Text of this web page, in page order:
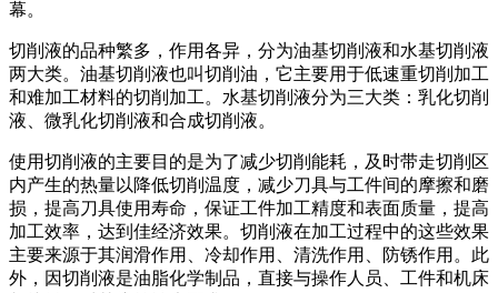
幕。
切削液的品种繁多，作用各异，分为油基切削液和水基切削液
两大类。油基切削液也叫切削油，它主要用于低速重切削加工
和难加工材料的切削加工。水基切削液分为三大类：乳化切削
液、微乳化切削液和合成切削液。
使用切削液的主要目的是为了减少切削能耗，及时带走切削区
内产生的热量以降低切削温度，减少刀具与工件间的摩擦和磨
损，提高刀具使用寿命，保证工件加工精度和表面质量，提高
加工效率，达到佳经济效果。切削液在加工过程中的这些效果
主要来源于其润滑作用、冷却作用、清洗作用、防锈作用。此
外，因切削液是油脂化学制品，直接与操作人员、工件和机床